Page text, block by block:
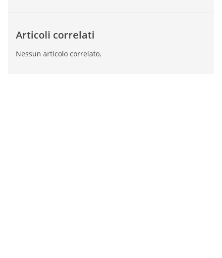
Articoli correlati
Nessun articolo correlato.